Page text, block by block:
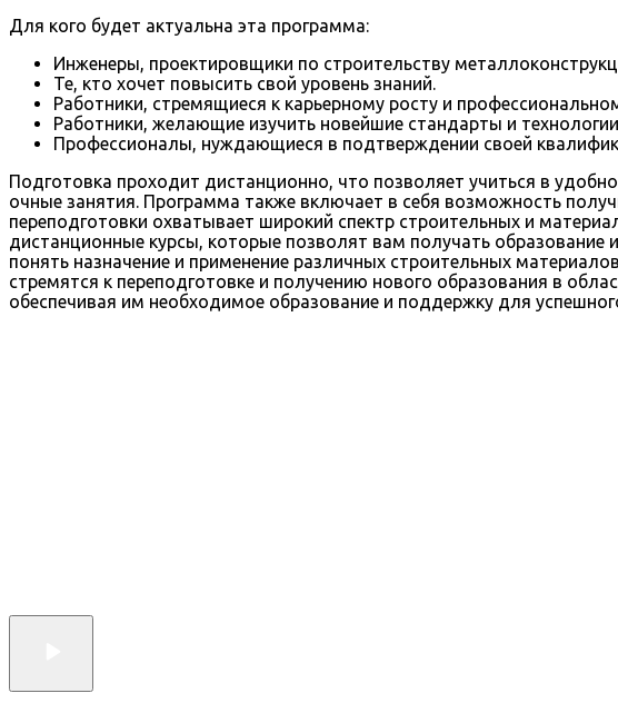
Для кого будет актуальна эта программа:
Инженеры, проектировщики по строительству
Те, кто хочет повысить свой уровень знаний.
Работники, стремящиеся к карьерному росту и
Работники, желающие изучить новейшие стандарты и
Профессионалы, нуждающиеся в подтверждении своей
Подготовка проходит дистанционно, что позволяет учиться в
очные занятия. Программа также включает в себя возможность
переподготовки охватывает широкий спектр строительных и
дистанционные курсы, которые позволят вам получать
понять назначение и применение различных строительных
стремятся к переподготовке и получению нового образования в
обеспечивая им необходимое образование и поддержку для